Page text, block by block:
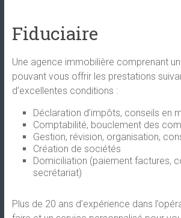
Fiduciaire
Une agence immobilière comprenant
pouvant vous offrir les prestations
d’excellentes conditions :
Déclaration d’impôts, conseils en
Comptabilité, bouclement des
Gestion, révision, organisation,
Création de sociétés
Domiciliation (paiement factures,
secrétariat)
Plus de 20 ans d’expérience dans